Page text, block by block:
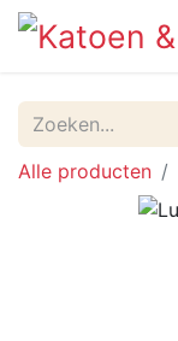
Alle producten